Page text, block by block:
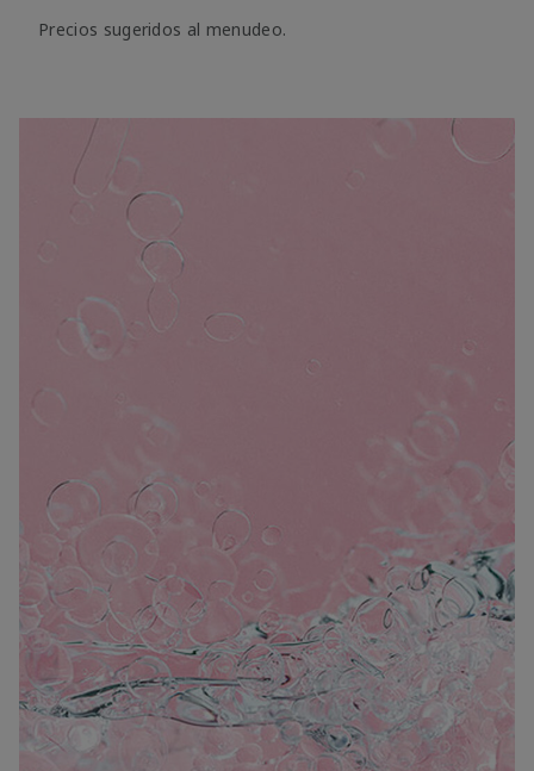
Precios sugeridos al menudeo.